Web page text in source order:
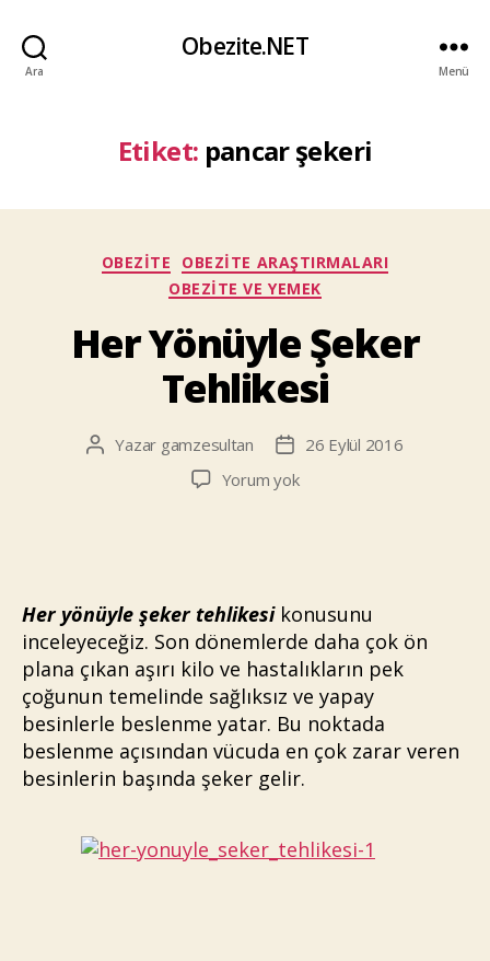
Ara
Obezite.NET
Menü
Etiket: pancar şekeri
Kategoriler
OBEZITE
OBEZITE ARAŞTIRMALARI
OBEZITE VE YEMEK
Her Yönüyle Şeker
Tehlikesi
Yazının
Yazar gamzesultan
Yazı
tarihi
26 Eylül 2016
Yorum yokHer
Her yönüyle şeker tehlikesikonusunu
inceleyeceğiz. Son dönemlerde daha çok ön
plana çıkan aşırı kilo ve hastalıkların pek
çoğunun temelinde sağlıksız ve yapay
besinlerle beslenme yatar. Bu noktada
beslenme açısından vücuda en çok zarar veren
besinlerin başında şeker gelir.